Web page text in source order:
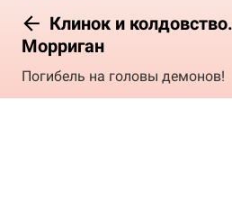
Клинок и
Морриган
Погибель на головы демонов!